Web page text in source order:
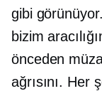
gibi
bizim
önceden
ağrısını. Her